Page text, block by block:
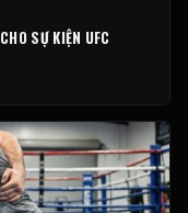
SỰ KIỆN UFC